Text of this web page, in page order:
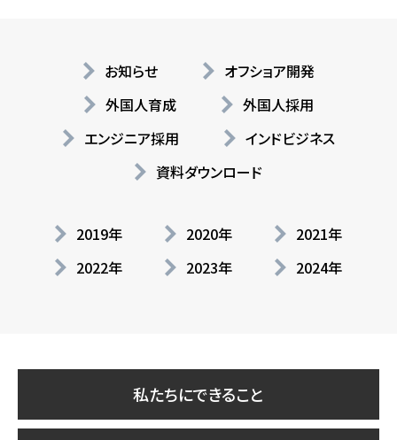
お知らせ
オフショア開発
外国人育成
外国人採用
エンジニア採用
インドビジネス
資料ダウンロード
2019年 2020年
2021年
2022年
2023年 2024年
私たちにできること